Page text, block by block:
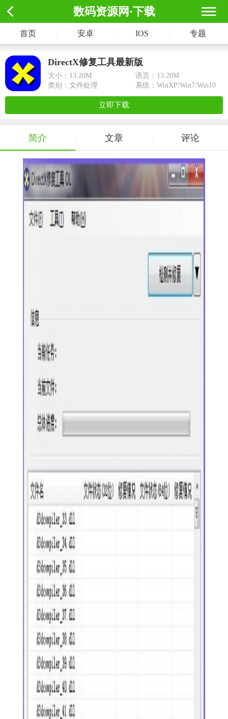
数码资源网·下载
首页 安卓 IOS 专题
DirectX修复工具最新版
大小： 13.20M
语言：13.20M
类别：文件处理
系统：WinXP/Win7/Win10
立即下载
简介 文章 评论